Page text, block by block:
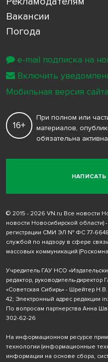
Вакансии
Погода
16+
При полном или
материалов,
обязательна
© 2015 - 2026 VN.ru Все новости
новости Новосибирской области)
регистрации СМИ ЭЛ № ФС 77-
службой по надзору в сфере
массовых коммуникаций
Учредитель ГАУ НСО
редактор, руководитель-
«Советская Сибирь» - Шрейтер
42; Электронный адрес редакции
По вопросам партнерства Анна
302-62-26
На информационном ресурсе
технологии (информационные
информации на основе сбора,
e-mail подписка на
Включить
Мобильная версия сайта